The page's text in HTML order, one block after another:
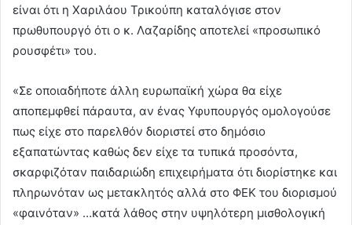
είναι ότι η Χαριλάου Τρικούπη καταλόγισε στον
πρωθυπουργό ότι ο κ. Λαζαρίδης αποτελεί «προσωπικό
ρουσφέτι» του.
«Σε οποιαδήποτε άλλη ευρωπαϊκή χώρα θα είχε
αποπεμφθεί πάραυτα, αν ένας Υφυπουργός ομολογούσε
πως είχε στο παρελθόν διοριστεί στο δημόσιο
εξαπατώντας καθώς δεν είχε τα τυπικά προσόντα,
σκαρφιζόταν παιδαριώδη επιχειρήματα ότι διορίστηκε και
πληρωνόταν ως μετακλητός αλλά στο ΦΕΚ του διορισμού
«φαινόταν» …κατά λάθος στην υψηλότερη μισθολογική